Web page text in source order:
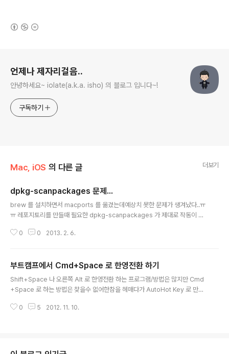
언제나 제자리걸음..
안녕하세요~ iolate(a.k.a. isho) 의 블로그 입니다~!
구독하기
Mac, iOS 의 다른 글 더보기
dpkg-scanpackages 문제...
brew 를 설치하면서 macports 를 옮겼는데예상치 못한 문제가 생겨났다..ㅠ
ㅠ 레포지토리를 만들때 필요한 dpkg-scanpackages 가 제대로 작동이 안
요한 Dpkg 모듈이 제대로 로드가 안되는 문제였다. brew 로 설치된 dpkg 의
나게 그다음 sha256sum 이 실행이 안되는 문제 발생. macports 가 설치한
sha256sum 을 찾아보니(/opt/local/libexec/gnubin/)자기 자신을 링크
하는 파일일 뿐, 원본을 찾..
0 0 2013. 2. 6.
부트캠프에서 Cmd+Space 로 한영전환 하기
Shift+Space 나 오른쪽 Alt 로 한영전환 하는 프로그램/방법은 많지만 Cmd
+Space 로 하는 방법은 찾을수 없어한참을 헤매다가 AutoHot Key 로 만들
는중.윈도우7에서 아주 잘 작동한다~ㅋ 무설치 버젼.사용시 트레이에 아이콘이
oHot Key Script 파일. 파일 다운받기 싫으면 밑에 더보기... #space::Send
0 5 2012. 11. 10.